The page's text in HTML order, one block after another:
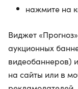
нажмите на
Виджет
аукционных
видеобаннеров)
на сайты или в